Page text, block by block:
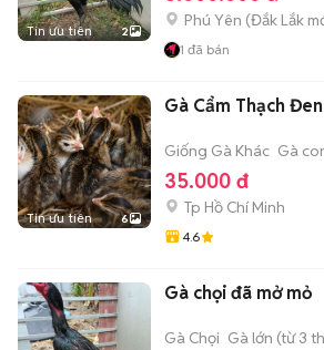
Tin ưu tiên 2
Phú Yên (Đắk Lắk
1 đã bán
Tin ưu tiên 6
Gà Cẩm Thạch
Giống Gà Khác Gà
35.000 đ
Tp Hồ Chí Minh
4.6
Gà chọi đã mở mỏ
Gà Chọi Gà lớn (từ 3